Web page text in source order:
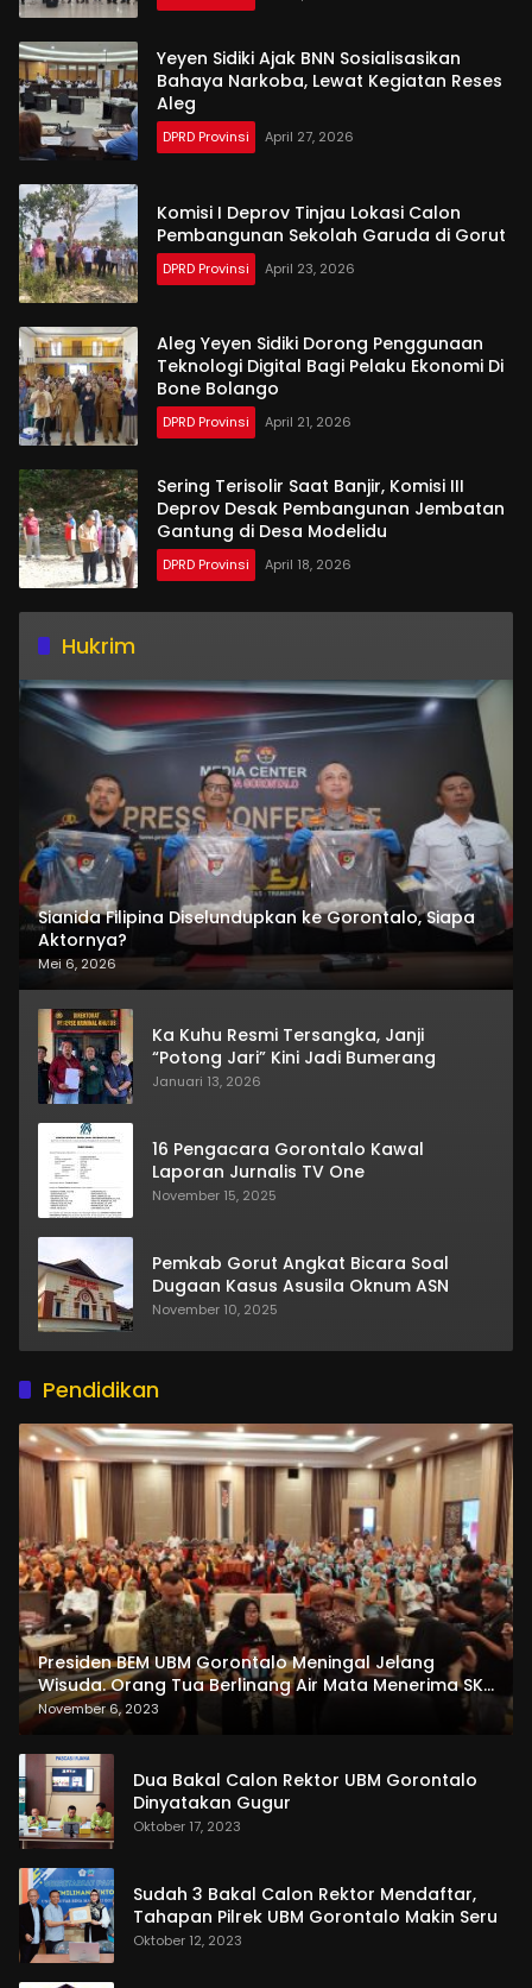
Yeyen Sidiki Ajak BNN Sosialisasikan
Bahaya Narkoba, Lewat Kegiatan Reses
Aleg
DPRD Provinsi April 27, 2026
Komisi I Deprov Tinjau Lokasi Calon
Pembangunan Sekolah Garuda di Gorut
DPRD Provinsi April 23, 2026
Aleg Yeyen Sidiki Dorong Penggunaan
Teknologi Digital Bagi Pelaku Ekonomi Di
Bone Bolango
DPRD Provinsi April 21, 2026
Sering Terisolir Saat Banjir, Komisi III
Deprov Desak Pembangunan Jembatan
Gantung di Desa Modelidu
DPRD Provinsi April 18, 2026
Hukrim
Sianida Filipina Diselundupkan ke Gorontalo, Siapa
Aktornya?
Mei 6, 2026
Ka Kuhu Resmi Tersangka, Janji
“Potong Jari” Kini Jadi Bumerang
Januari 13, 2026
16 Pengacara Gorontalo Kawal
Laporan Jurnalis TV One
November 15, 2025
Pemkab Gorut Angkat Bicara Soal
Dugaan Kasus Asusila Oknum ASN
November 10, 2025
Pendidikan
Presiden BEM UBM Gorontalo Meningal Jelang
Wisuda. Orang Tua Berlinang Air Mata Menerima SKL
dan Pemasangan Salempang
November 6, 2023
Dua Bakal Calon Rektor UBM Gorontalo
Dinyatakan Gugur
Oktober 17, 2023
Sudah 3 Bakal Calon Rektor Mendaftar,
Tahapan Pilrek UBM Gorontalo Makin Seru
Oktober 12, 2023